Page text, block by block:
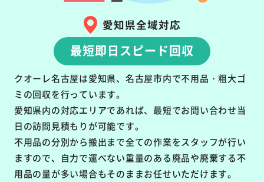
愛知県全域対応
最短即日スピード回収
クオーレ名古屋は愛知県、名古屋市内で不用品・粗大ゴ
ミの回収を行っています。
愛知県内の対応エリアであれば、最短でお問い合わせ当
日の訪問見積もりが可能です。
不用品の分別から搬出まで全ての作業をスタッフが行い
ますので、自力で運べない重量のある廃品や廃棄する不
用品の量が多い場合もそのままお任せいただけます。